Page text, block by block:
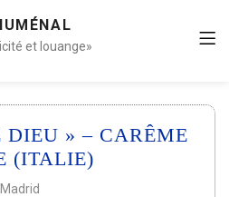
et louange»
DIEU » – CARÊME
(ITALIE)